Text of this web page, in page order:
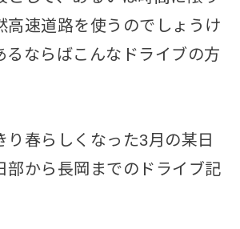
高速道路を使うのでしょうけ
るならばこんなドライブの方
り春らしくなった3月の某日
部から長岡までのドライブ記